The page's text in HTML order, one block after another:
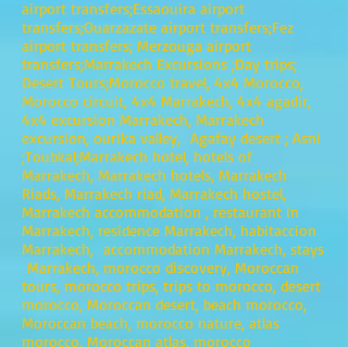
airport transfers;Essaouira airport
transfers;Ouarzazate airport transfers;Fez
airport transfers; Merzouga airport
transfers;Marrakech Excursions ;Day trips;
Desert Tours;Morocco travel, 4x4 Morocco,
Morocco circuit, 4x4 Marrakech, 4x4 agadir,
4x4 excursion Marrakech, Marrakech
excursion, ourika valley, Agafay desert ; Asni
;Toubkal;Marrakech hotel, hotels of
Marrakech, Marrakech hotels, Marrakech
Riads, Marrakech riad, Marrakech hostel,
Marrakech accommodation , restaurant in
Marrakech, residence Marrakech, habitaccion
Marrakech, accommodation Marrakech, stays
Marrakech, morocco discovery, Moroccan
tours, morocco trips, trips to morocco, desert
morocco, Moroccan desert, beach morocco,
Moroccan beach, morocco nature, atlas
morocco, Moroccan atlas, morocco